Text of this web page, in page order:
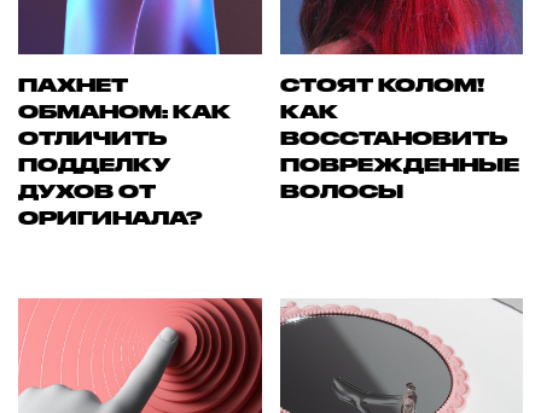
ПАХНЕТ
ОБМАНОМ: КАК
ОТЛИЧИТЬ
ПОДДЕЛКУ
ДУХОВ ОТ
ОРИГИНАЛА?
СТОЯТ КОЛОМ!
КАК
ВОССТАНОВИТЬ
ПОВРЕЖДЕННЫЕ
ВОЛОСЫ